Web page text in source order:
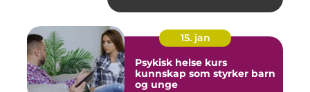
15. jan
Psykisk helse kurs
kunnskap som styrker barn
og unge